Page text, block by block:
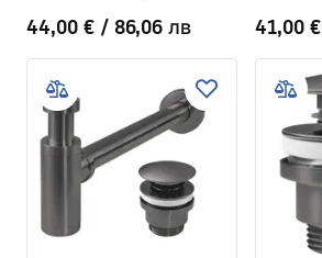
44,00 € / 86,06 лв 41,00 €